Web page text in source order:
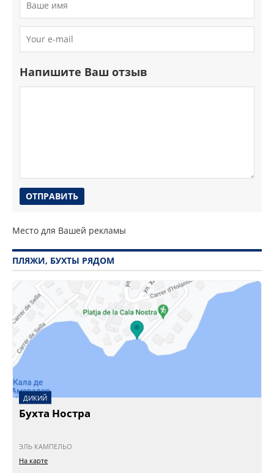
Напишите Ваш отзыв
Место для Вашей рекламы
ПЛЯЖИ, БУХТЫ РЯДОМ
ДИКИЙ
Бухта Ностра
ЭЛЬ КАМПЕЛЬО
На карте